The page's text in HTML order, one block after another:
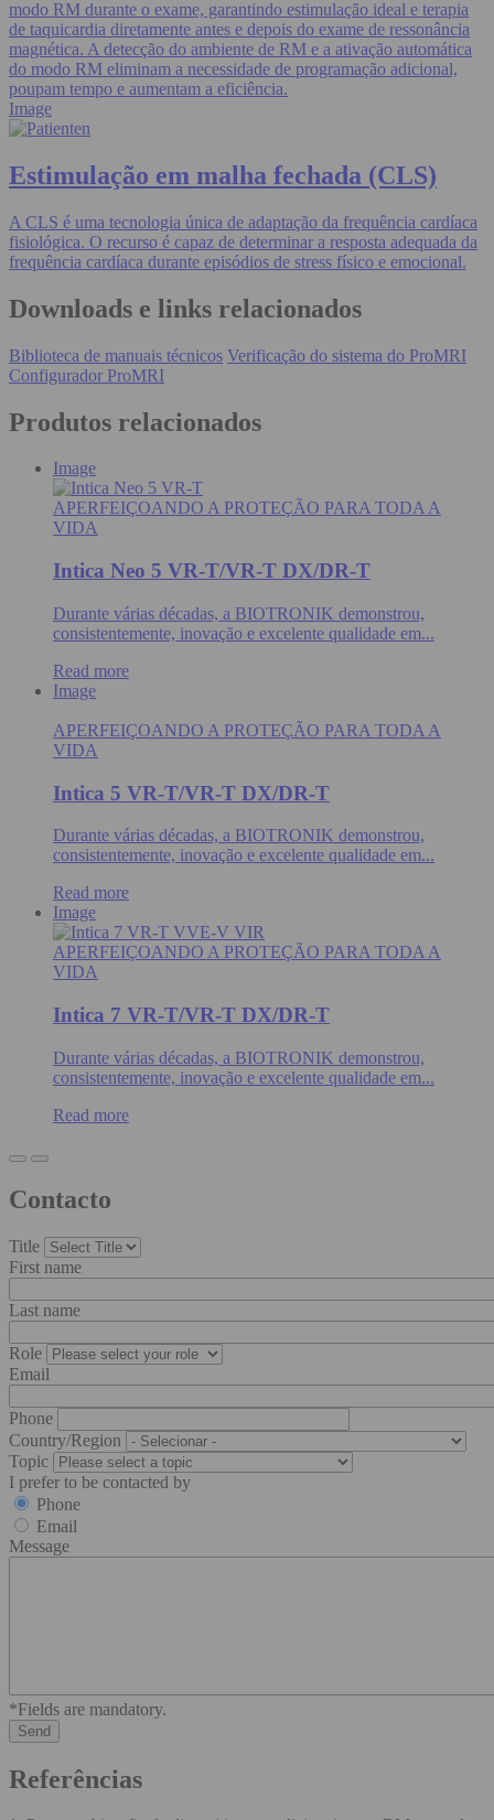
modo RM durante o exame, garantindo estimulação ideal e terapia
de taquicardia diretamente antes e depois do exame de ressonância
magnética. A detecção do ambiente de RM e a ativação automática
do modo RM eliminam a necessidade de programação adicional,
poupam tempo e aumentam a eficiência.
Image
Estimulação em malha fechada (CLS)
A CLS é uma tecnologia única de adaptação da frequência cardíaca
fisiológica. O recurso é capaz de determinar a resposta adequada da
frequência cardíaca durante episódios de stress físico e emocional.
Downloads e links relacionados
Biblioteca de manuais técnicos Verificação do sistema do ProMRI
Configurador ProMRI
Produtos relacionados
Image
APERFEIÇOANDO A PROTEÇÃO PARA TODA A
VIDA
Intica Neo 5 VR-T/VR-T DX/DR-T
Durante várias décadas, a BIOTRONIK demonstrou,
consistentemente, inovação e excelente qualidade em...
Read more
Image
APERFEIÇOANDO A PROTEÇÃO PARA TODA A
VIDA
Intica 5 VR-T/VR-T DX/DR-T
Durante várias décadas, a BIOTRONIK demonstrou,
consistentemente, inovação e excelente qualidade em...
Read more
Image
APERFEIÇOANDO A PROTEÇÃO PARA TODA A
VIDA
Intica 7 VR-T/VR-T DX/DR-T
Durante várias décadas, a BIOTRONIK demonstrou,
consistentemente, inovação e excelente qualidade em...
Read more
Contacto
Title
First name
Last name
Role
Email
Phone
Country/Region
Topic
I prefer to be contacted by
Phone
Email
Message
*Fields are mandatory.
Referências